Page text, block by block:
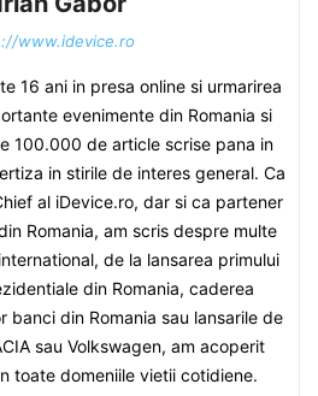
www.idevice.ro
16 ani in presa online si urmarirea
evenimente din Romania si
100.000 de article scrise pana in
in stirile de interes general. Ca
al iDevice.ro, dar si ca partener
Romania, am scris despre multe
de la lansarea primului
din Romania, caderea
banci din Romania sau lansarile de
sau Volkswagen, am acoperit
toate domeniile vietii cotidiene.